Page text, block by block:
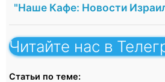
"Наше Кафе: Новости
Читайте нас в
Статьи по теме: